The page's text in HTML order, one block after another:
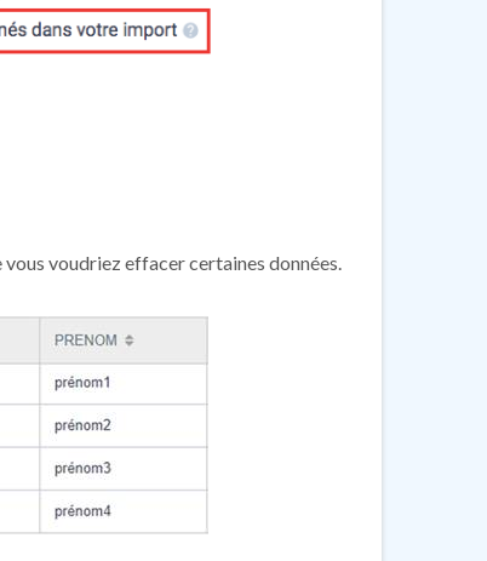
voudriez effacer certaines données.